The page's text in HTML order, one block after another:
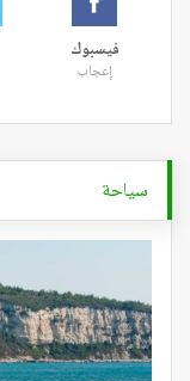
فيسبوك
إعجاب
سياحة